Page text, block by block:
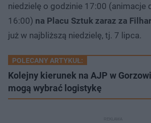
niedzielę o godzinie 17:00 (animacje
16:00) na Placu Sztuk zaraz za
już w najbliższą niedzielę, tj. 7 lipca.
POLECANY ARTYKUŁ:
Kolejny kierunek na AJP w
mogą wybrać logistykę